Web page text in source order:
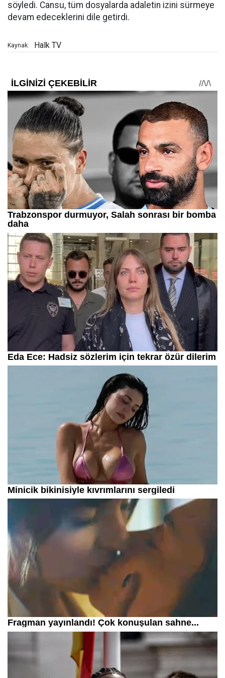
söyledi. Cansu, tüm dosyalarda adaletin izini sürmeye
devam edeceklerini dile getirdi.
Kaynak: Halk TV